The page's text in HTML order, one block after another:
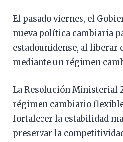
El pasado viernes, el
nueva política cambiaria
estadounidense, al liberar
mediante un régimen
La Resolución Ministerial
régimen cambiario
fortalecer la estabilidad
preservar la